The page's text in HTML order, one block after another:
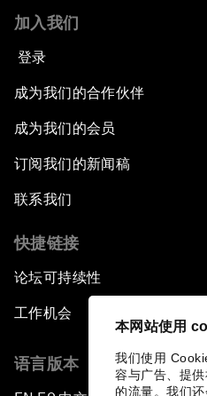
本网站使用
我们使用
容与广告、提
的流量。我们
加入我们
登录
成为我们的合作伙伴
成为我们的会员
订阅我们的新闻稿
联系我们
快捷链接
论坛可持续性
工作机会
语言版本